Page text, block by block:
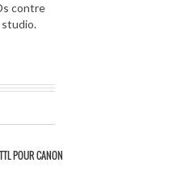
contre
studio.
POUR CANON